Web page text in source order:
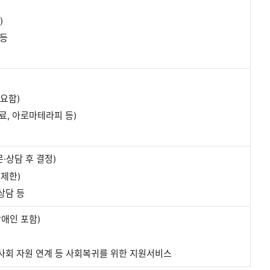
함)
, 아로마테라피 등)
상담 후 결정)
한)
담 등
인 포함)
자원 연계 등 사회복귀를 위한 지원서비스